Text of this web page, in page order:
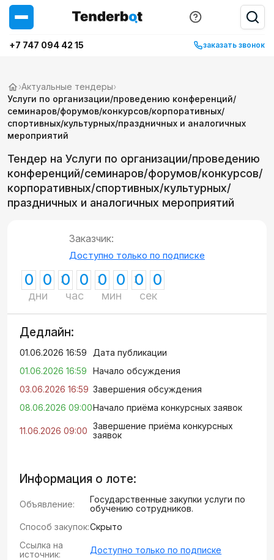
+7 747 094 42 15 заказать звонок
›Актуальные тендеры›
Услуги по организации/проведению конференций/
семинаров/форумов/конкурсов/корпоративных/
спортивных/культурных/праздничных и аналогичных
мероприятий
Тендер на Услуги по организации/проведению
конференций/семинаров/форумов/конкурсов/
корпоративных/спортивных/культурных/
праздничных и аналогичных мероприятий
Заказчик:
Доступно только по подписке
0 0
дни
0 0
час
0 0
мин
0 0
сек
Дедлайн:
01.06.2026 16:59
Дата публикации
01.06.2026 16:59
Начало обсуждения
03.06.2026 16:59 Завершения обсуждения
08.06.2026 09:00Начало приёма конкурсных заявок
11.06.2026 09:00 Завершение приёма конкурсных
заявок
Информация о лоте:
Объявление:
Государственные закупки услуги по
обучению сотрудников.
Способ закупок:Скрыто
Ссылка на
источник:
Доступно только по подписке